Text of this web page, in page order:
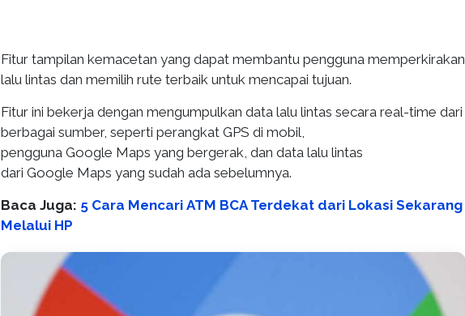
Fitur tampilan kemacetan yang dapat membantu pengguna memperkirakan
lalu lintas dan memilih rute terbaik untuk mencapai tujuan.
Fitur ini bekerja dengan mengumpulkan data lalu lintas secara real-time dari
berbagai sumber, seperti perangkat GPS di mobil,
pengguna Google Maps yang bergerak, dan data lalu lintas
dari Google Maps yang sudah ada sebelumnya.
Baca Juga: 5 Cara Mencari ATM BCA Terdekat dari Lokasi Sekarang
Melalui HP